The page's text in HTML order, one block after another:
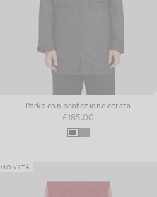
Parka con protezione cerata
£185.00
NOVITÀ